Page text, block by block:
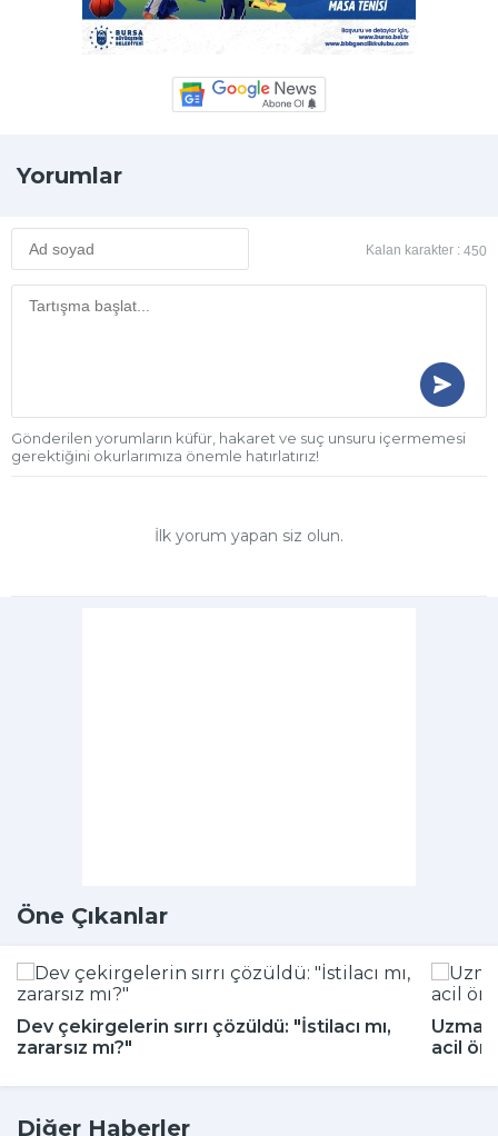
Yorumlar
Kalan karakter : 450
Gönderilen yorumların küfür, hakaret ve suç unsuru içermemesi
gerektiğini okurlarımıza önemle hatırlatırız!
İlk yorum yapan siz olun.
Öne Çıkanlar
Dev çekirgelerin sırrı çözüldü: "İstilacı mı,
zararsız mı?"
acil
Diğer Haberler